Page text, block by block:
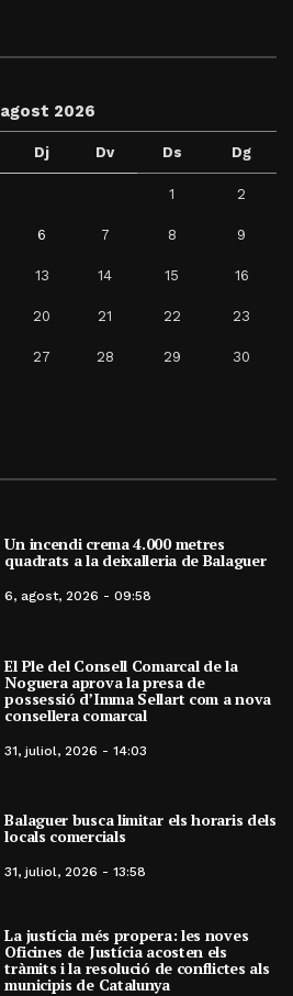
agost 2026
Dj Dv Ds Dg
1 2
6 7 8 9
13 14 15 16
20 21 22 23
27 28 29 30
Un incendi crema 4.000 metres
quadrats a la deixalleria de Balaguer
6, agost, 2026 - 09:58
El Ple del Consell Comarcal de la
Noguera aprova la presa de
possessió d’Imma Sellart com a nova
consellera comarcal
31, juliol, 2026 - 14:03
Balaguer busca limitar els horaris dels
locals comercials
31, juliol, 2026 - 13:58
La justícia més propera: les noves
Oficines de Justícia acosten els
tràmits i la resolució de conflictes als
municipis de Catalunya